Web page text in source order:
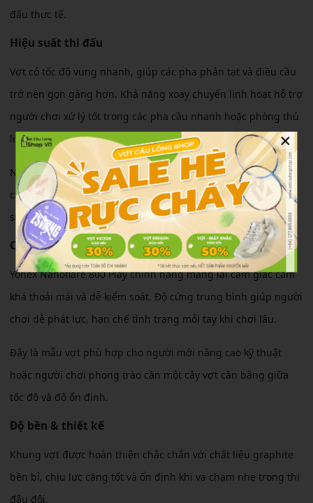
đấu thực tế.
Hiệu suất thi đấu
Vợt có tốc độ vung nhanh, giúp các pha phản tạt và điều cầu
trở nên gọn gàng hơn. Khả năng xoay chuyển linh hoạt hỗ trợ
người chơi xử lý tốt trong các pha cầu nhanh hoặc phòng thủ
liên tục.
Nhờ thiết kế hơi nhẹ đầu, người chơi có thể dễ dàng tạo ra
các cú drive và chụp cầu chính xác mà không mất quá nhiều
sức.
Cảm giác sử dụng
Yonex Nanoflare 800 Play chính hãng mang lại cảm giác cầm
khá thoải mái và dễ kiểm soát. Độ cứng trung bình giúp người
chơi dễ phát lực, hạn chế tình trạng mỏi tay khi chơi lâu.
Đây là mẫu vợt phù hợp cho người mới nâng cao kỹ thuật
hoặc người chơi phong trào cần một cây vợt cân bằng giữa
tốc độ và độ ổn định.
Độ bền & thiết kế
Khung vợt được hoàn thiện chắc chắn với chất liệu graphite
bền bỉ, chịu lực căng tốt và ổn định khi va chạm nhẹ trong thi
đấu đôi.
×